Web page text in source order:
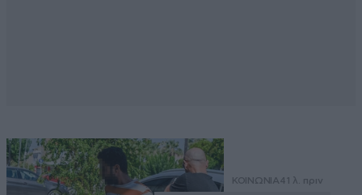
ΚΟΙΝΩΝΙΑ41 λ. πριν